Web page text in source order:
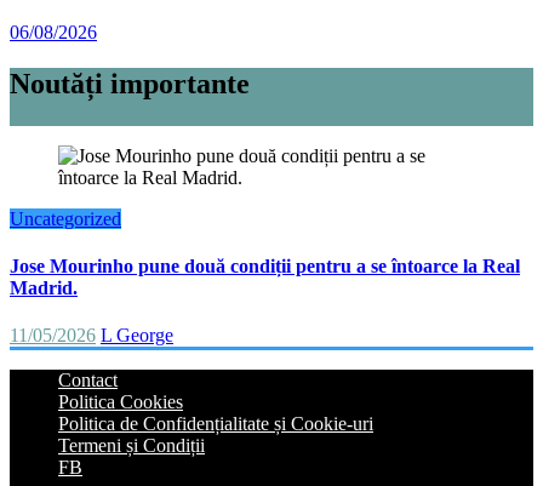
06/08/2026
Noutăți importante
Uncategorized
Jose Mourinho pune două condiții pentru a se întoarce la Real
Madrid.
11/05/2026 L George
Contact
Politica Cookies
Politica de Confidențialitate și Cookie-uri
Termeni și Condiții
FB